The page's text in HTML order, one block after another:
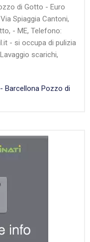
di Gotto - Euro
Spiaggia Cantoni,
- ME, Telefono:
- si occupa di pulizia
scarichi,
Barcellona Pozzo di